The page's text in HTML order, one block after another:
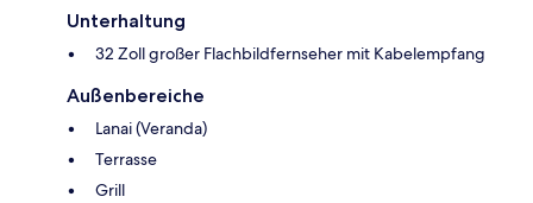
Unterhaltung
32 Zoll großer Flachbildfernseher mit Kabelempfang
Außenbereiche
Lanai (Veranda)
Terrasse
Grill